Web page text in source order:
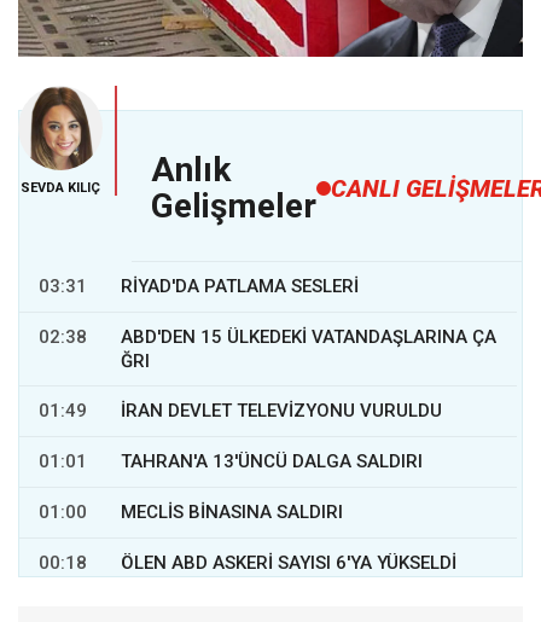
Savaşın 3. gününde İrandan ağır darbe! Tel Aviv yangın yeri,
dumanlar yükseliyor
SEVDA KILIÇ
Anlık
Gelişmeler CANLI
03:31 RİYAD'DA PATLAMA SESLERİ
02:38
ABD'DEN 15 ÜLKEDEKİ VATANDAŞLARINA ÇA
ĞRI
01:49 İRAN DEVLET TELEVİZYONU VURULDU
01:01 TAHRAN'A 13'ÜNCÜ DALGA SALDIRI
01:00 MECLİS BİNASINA SALDIRI
00:18 ÖLEN ABD ASKERİ SAYISI 6'YA YÜKSELDİ